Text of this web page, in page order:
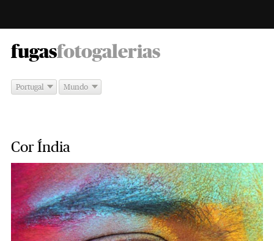
fugas -
fotogalerias
Portugal Mundo
Cor Índia